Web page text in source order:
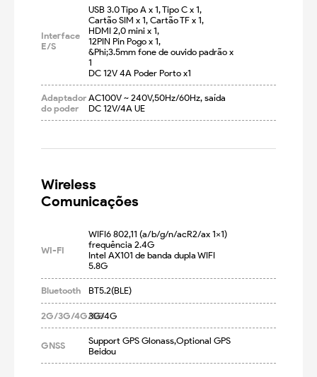
Interface
E/S
USB 3.0 Tipo A x 1, Tipo C x 1,
Cartão SIM x 1, Cartão TF x 1,
HDMI 2,0 mini x 1,
12PIN Pin Pogo x 1,
&Phi;3.5mm fone de ouvido padrão x
1
DC 12V 4A Poder Porto x1
Adaptador
do poder
AC100V ~ 240V,50Hz/60Hz, saída
DC 12V/4A UE
Wireless
Comunicações
WI-FI
WIFI6 802,11 (a/b/g/n/acR2/ax 1x1)
frequência 2.4G
Intel AX101 de banda dupla WIFI
5.8G
Bluetooth BT5.2(BLE)
2G/3G/4G/5G
3G/4G
GNSS
Support GPS Glonass,Optional GPS
Beidou